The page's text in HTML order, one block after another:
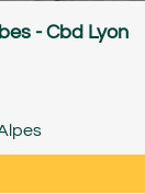
- Cbd Lyon